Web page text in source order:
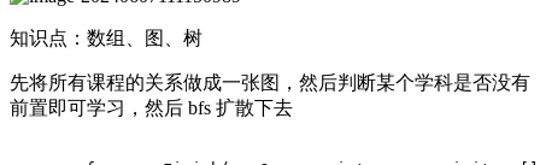
知识点：数组、图、树
先将所有课程的关系做成一张图，然后判断某个学科是否没有
前置即可学习，然后 bfs 扩散下去